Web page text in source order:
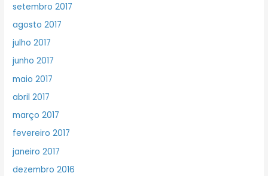
setembro 2017
agosto 2017
julho 2017
junho 2017
maio 2017
abril 2017
março 2017
fevereiro 2017
janeiro 2017
dezembro 2016